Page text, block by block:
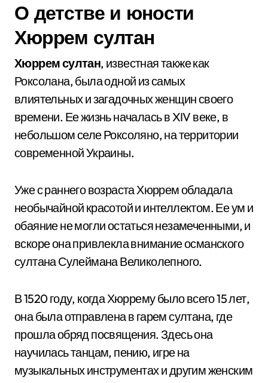
О детстве и юности
Хюррем султан
Хюррем султан, известная также как
Роксолана, была одной из самых
влиятельных и загадочных женщин своего
времени. Ее жизнь началась в XIV веке, в
небольшом селе Роксоляно, на территории
современной Украины.
Уже с раннего возраста Хюррем обладала
необычайной красотой и интеллектом. Ее ум и
обаяние не могли остаться незамеченными, и
вскоре она привлекла внимание османского
султана Сулеймана Великолепного.
В 1520 году, когда Хюррему было всего 15 лет,
она была отправлена в гарем султана, где
прошла обряд посвящения. Здесь она
научилась танцам, пению, игре на
музыкальных инструментах и другим женским